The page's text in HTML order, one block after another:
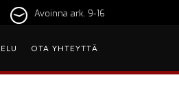
Avoinna ark. 9-16
OTA YHTEYTTÄ